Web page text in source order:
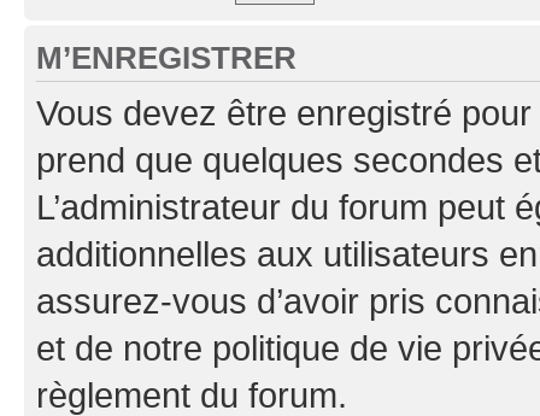
M’ENREGISTRER
Vous devez être enregistré
prend que quelques secondes
L’administrateur du forum peut
additionnelles aux utilisateurs
assurez-vous d’avoir pris
et de notre politique de vie
règlement du forum.